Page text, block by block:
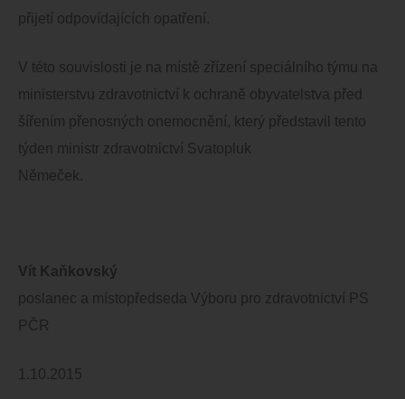
přijetí odpovídajících opatření.
V této souvislosti je na místě zřízení speciálního týmu na
ministerstvu zdravotnictví k ochraně obyvatelstva před
šířením přenosných onemocnění, který představil tento
týden ministr zdravotnictví Svatopluk
Němeček.
Vít Kaňkovský
poslanec a místopředseda Výboru pro zdravotnictví PS
PČR
1.10.2015